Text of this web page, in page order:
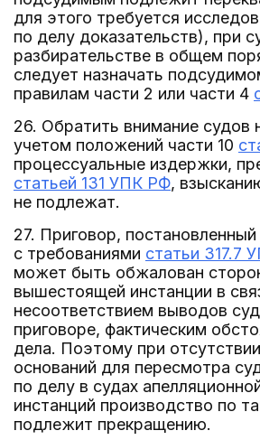
для этого требуется
по делу доказательств), при
разбирательстве в общем
следует назначать
правилам части 2 или части 4
26. Обратить внимание судов
учетом положений части 10
процессуальные издержки,
статьей 131 УПК РФ,
не подлежат.
27. Приговор,
с требованиями статьи 317.7
может быть обжалован
вышестоящей инстанции в
несоответствием выводов
приговоре, фактическим
дела. Поэтому при
оснований для пересмотра
по делу в судах
инстанций производство по
подлежит прекращению.